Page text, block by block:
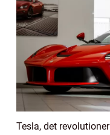
Tesla, det